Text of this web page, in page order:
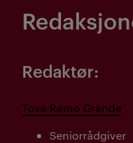
Redaktør:
Tove Rømo Grande
Seniorrådgiver